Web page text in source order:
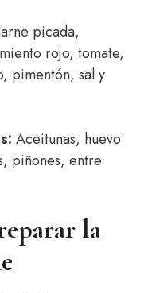
picada,
rojo, tomate,
pimentón, sal y
Aceitunas, huevo
piñones, entre
la